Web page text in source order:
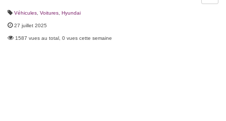
Véhicules Voitures Hyundai
27 juillet 2025
1587 vues au total, 0 vues cette semaine